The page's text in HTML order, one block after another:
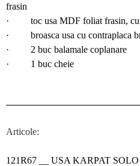
frasin
· toc usa MDF foliat frasin,
· broasca usa cu contraplaca
· 2 buc balamale coplanare
· 1 buc cheie
Articole:
121R67 __ USA KARPAT